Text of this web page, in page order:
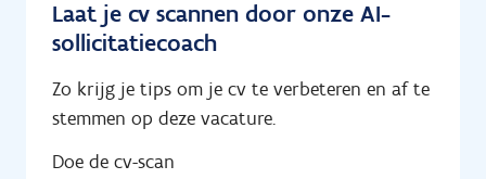
Laat je cv scannen door onze AI-
sollicitatiecoach
Zo krijg je tips om je cv te verbeteren en af te
stemmen op deze vacature.
Doe de cv-scan